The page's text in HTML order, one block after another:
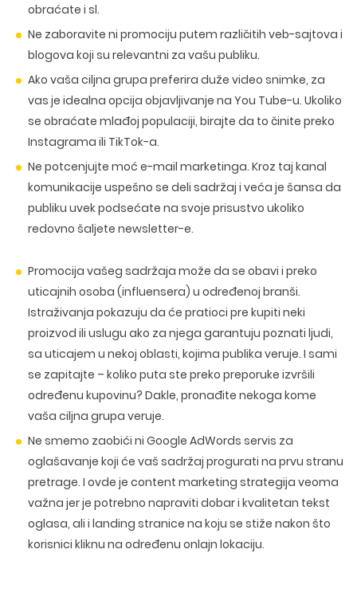
WEB DEVELOPMENT
WEB I GRAFIČKI DIZAJNILUSTRACIJE
DIGITALNI MARKETING
DRUŠTVENE MREŽE
obraćate i sl.
Ne zaboravite ni promociju putem različitih veb-sajtova i
blogova koji su relevantni za vašu publiku.
Ako vaša ciljna grupa preferira duže video snimke, za
vas je idealna opcija objavljivanje na You Tube-u. Ukoliko
se obraćate mlađoj populaciji, birajte da to činite preko
Instagrama ili TikTok-a.
Ne potcenjujte moć e-mail marketinga. Kroz taj kanal
komunikacije uspešno se deli sadržaj i veća je šansa da
publiku uvek podsećate na svoje prisustvo ukoliko
redovno šaljete newsletter-e.
Promocija vašeg sadržaja može da se obavi i preko
uticajnih osoba (influensera) u određenoj branši.
Istraživanja pokazuju da će pratioci pre kupiti neki
proizvod ili uslugu ako za njega garantuju poznati ljudi,
sa uticajem u nekoj oblasti, kojima publika veruje. I sami
se zapitajte – koliko puta ste preko preporuke izvršili
određenu kupovinu? Dakle, pronađite nekoga kome
vaša ciljna grupa veruje.
Ne smemo zaobići ni Google AdWords servis za
oglašavanje koji će vaš sadržaj progurati na prvu stranu
pretrage. I ovde je content marketing strategija veoma
važna jer je potrebno napraviti dobar i kvalitetan tekst
oglasa, ali i landing stranice na koju se stiže nakon što
korisnici kliknu na određenu onlajn lokaciju.